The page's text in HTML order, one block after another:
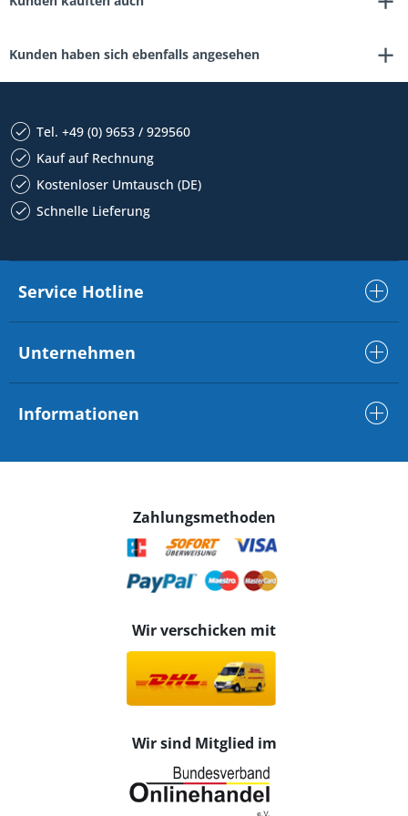
Kunden haben sich ebenfalls angesehen
Tel. +49 (0) 9653 / 929560
Kauf auf Rechnung
Kostenloser Umtausch (DE)
Schnelle Lieferung
Service Hotline
Unternehmen
Informationen
Zahlungsmethoden
Wir verschicken mit
Wir sind Mitglied im